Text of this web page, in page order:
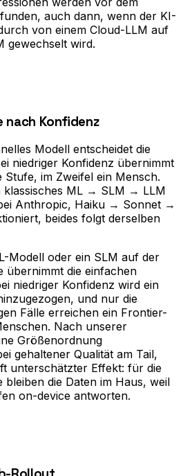
auch dann, wenn der KI-
von einem Cloud-LLM auf
gewechselt wird.
nach Konfidenz
Modell entscheidet die
niedriger Konfidenz übernimmt
Stufe, im Zweifel ein Mensch.
klassisches ML → SLM → LLM
Anthropic, Haiku → Sonnet →
beides folgt derselben
Modell oder ein SLM auf der
übernimmt die einfachen
niedriger Konfidenz wird ein
und nur die
Fälle erreichen ein Frontier-
Nach unserer
Größenordnung
gehaltener Qualität am Tail,
unterschätzter Effekt: für die
bleiben die Daten im Haus, weil
on-device antworten.